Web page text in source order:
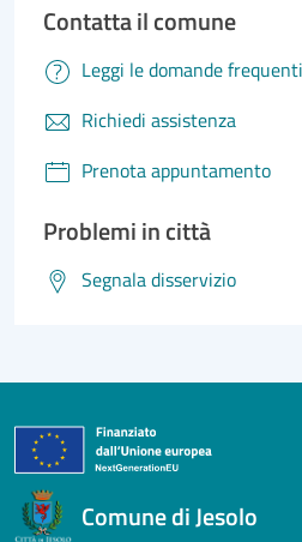
Contatta il comune
Leggi le domande frequenti
Richiedi assistenza
Prenota appuntamento
Problemi in città
Segnala disservizio
Comune di Jesolo